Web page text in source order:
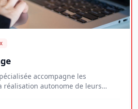
accompagne les
réalisation autonome de leurs